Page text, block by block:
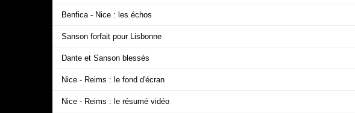
Benfica - Nice : les échos
Sanson forfait pour Lisbonne
Dante et Sanson blessés
Nice - Reims : le fond d'écran
Nice - Reims : le résumé vidéo